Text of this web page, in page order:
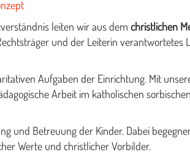
leiten wir aus dem christlichen
und der Leiterin
Aufgaben der Einrichtung. Mit
Arbeit im katholischen
und Betreuung der Kinder. Dabei
Werte und christlicher Vorbilder.